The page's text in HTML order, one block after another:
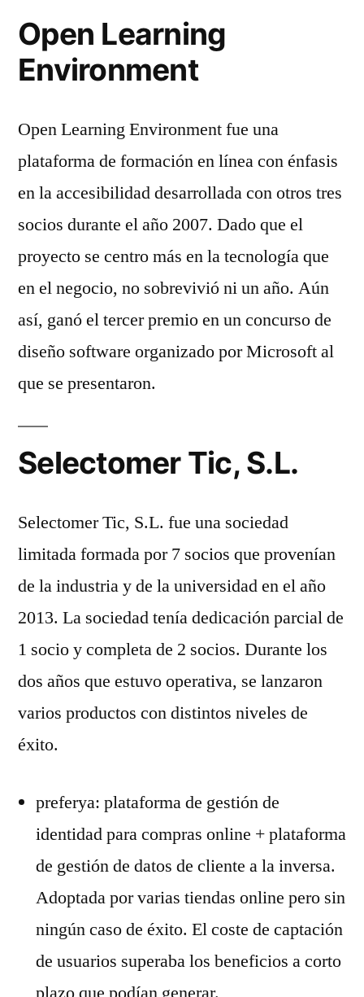
Open Learning
Environment
Open Learning Environment fue una
plataforma de formación en línea con énfasis
en la accesibilidad desarrollada con otros tres
socios durante el año 2007. Dado que el
proyecto se centro más en la tecnología que
en el negocio, no sobrevivió ni un año. Aún
así, ganó el tercer premio en un concurso de
diseño software organizado por Microsoft al
que se presentaron.
Selectomer Tic, S.L.
Selectomer Tic, S.L. fue una sociedad
limitada formada por 7 socios que provenían
de la industria y de la universidad en el año
2013. La sociedad tenía dedicación parcial de
1 socio y completa de 2 socios. Durante los
dos años que estuvo operativa, se lanzaron
varios productos con distintos niveles de
éxito.
preferya: plataforma de gestión de
identidad para compras online + plataforma
de gestión de datos de cliente a la inversa.
Adoptada por varias tiendas online pero sin
ningún caso de éxito. El coste de captación
de usuarios superaba los beneficios a corto